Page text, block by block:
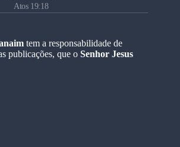
Atos 19:18
tem a responsabilidade de
publicações, que o Senhor Jesus